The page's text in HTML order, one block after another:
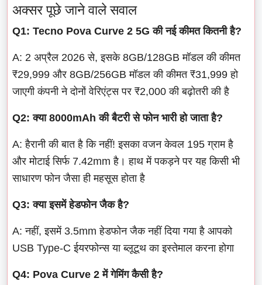
अक्सर पूछे जाने वाले सवाल
Q1: Tecno Pova Curve 2 5G की नई कीमत कितनी है?
A: 2 अप्रैल 2026 से, इसके 8GB/128GB मॉडल की कीमत
₹29,999 और 8GB/256GB मॉडल की कीमत ₹31,999 हो
जाएगी कंपनी ने दोनों वेरिएंट्स पर ₹2,000 की बढ़ोतरी की है
Q2: क्या 8000mAh की बैटरी से फोन भारी हो जाता है?
A: हैरानी की बात है कि नहीं! इसका वजन केवल 195 ग्राम है
और मोटाई सिर्फ 7.42mm है। हाथ में पकड़ने पर यह किसी भी
साधारण फोन जैसा ही महसूस होता है
Q3: क्या इसमें हेडफोन जैक है?
A: नहीं, इसमें 3.5mm हेडफोन जैक नहीं दिया गया है आपको
USB Type-C ईयरफोन्स या ब्लूटूथ का इस्तेमाल करना होगा
Q4: Pova Curve 2 में गेमिंग कैसी है?